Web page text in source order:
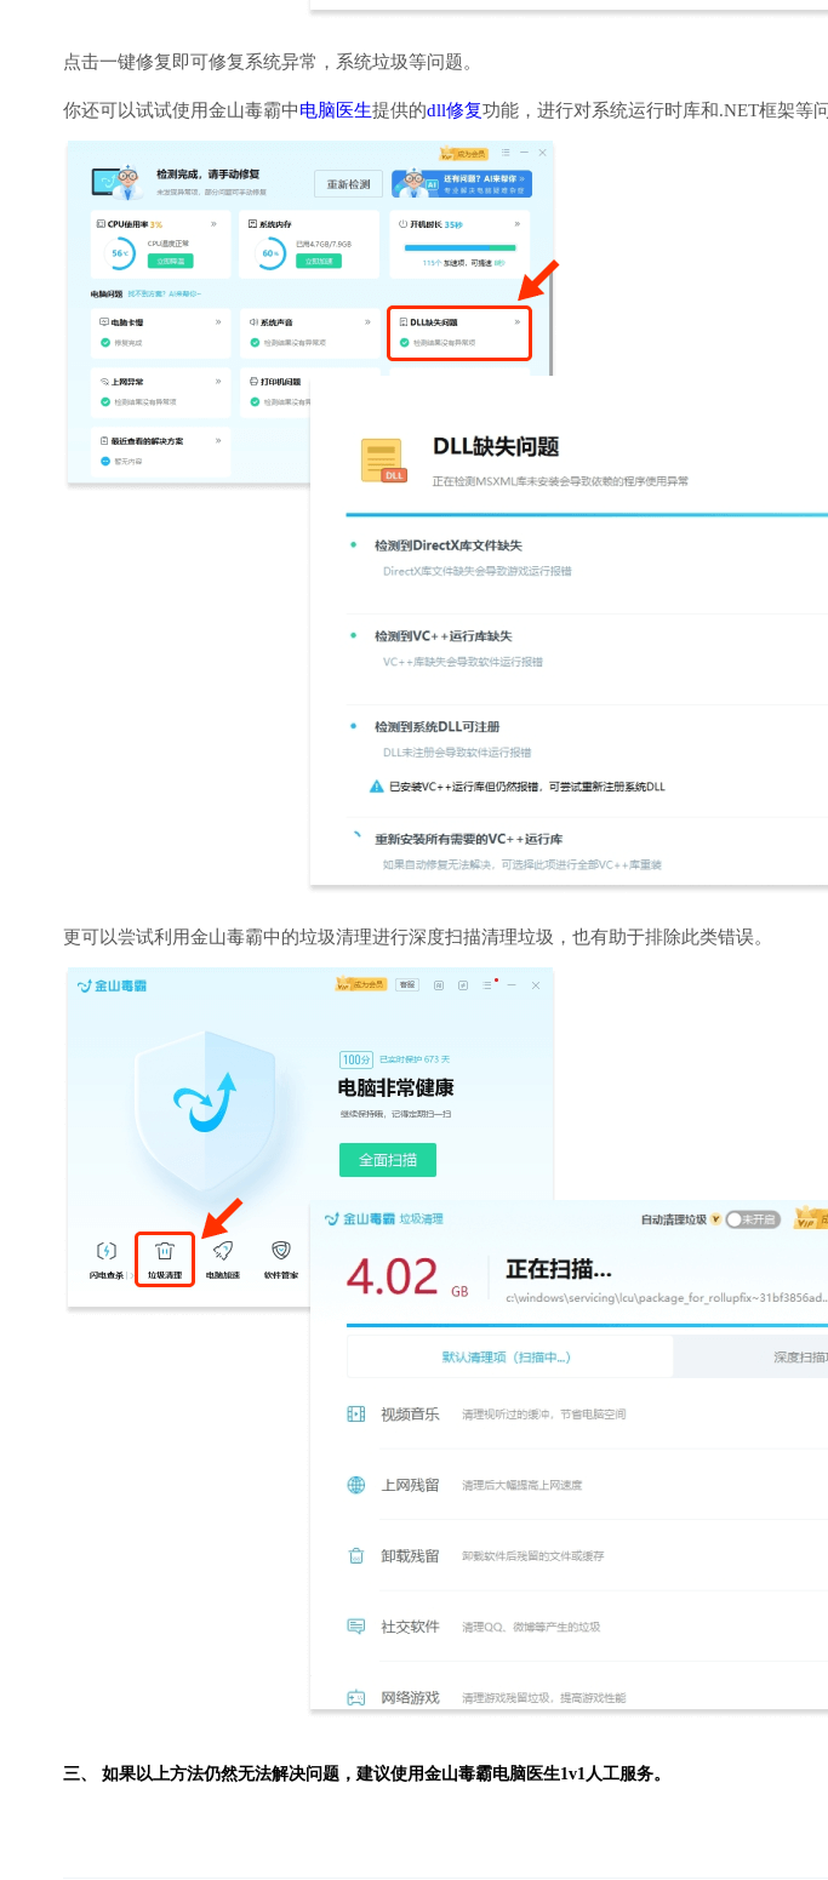
点击一键修复即可修复系统异常，系统垃圾等问题。
你还可以试试使用金山毒霸中电脑医生提供的dll修复功能，进行对系统运行时库和.NET框架等
更可以尝试利用金山毒霸中的垃圾清理进行深度扫描清理垃圾，也有助于排除此类错误。
三、 如果以上方法仍然无法解决问题，建议使用金山毒霸电脑医生1v1人工服务。